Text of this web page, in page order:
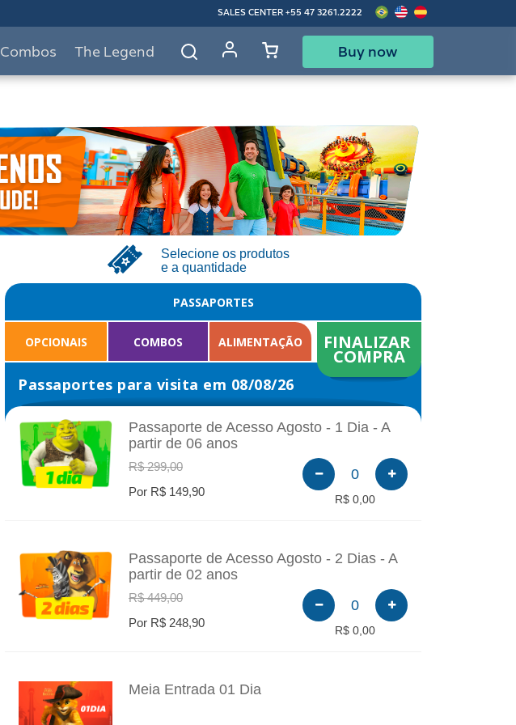
SALES CENTER +55 47 3261.2222
Combos The Legend Buy now
Selecione os produtos
e a quantidade
PASSAPORTES
OPCIONAIS COMBOS ALIMENTAÇÃO FINALIZAR
COMPRA
Passaportes para visita em 08/08/26
INFO
Passaporte de Acesso Agosto - 1 Dia - A
partir de 06 anos
R$ 299,00
Por R$ 149,90
0
R$ 0,00
INFO
Passaporte de Acesso Agosto - 2 Dias - A
partir de 02 anos
R$ 449,00
Por R$ 248,90
0
R$ 0,00
INFO
Meia Entrada 01 Dia